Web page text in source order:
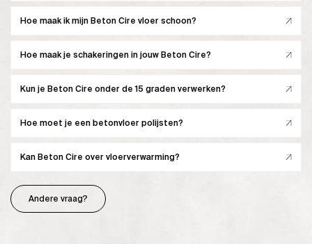
Hoe maak ik mijn Beton Cire vloer schoon?
Hoe maak je schakeringen in jouw Beton Cire?
Kun je Beton Cire onder de 15 graden verwerken?
Hoe moet je een betonvloer polijsten?
Kan Beton Cire over vloerverwarming?
Andere vraag?